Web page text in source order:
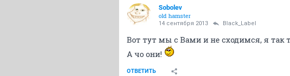
Sobolev
old hamster
14 сентября 2013 Black_Label
Вот тут мы с Вами и не сходимся, я так
А чо они!
ОТВЕТИТЬ